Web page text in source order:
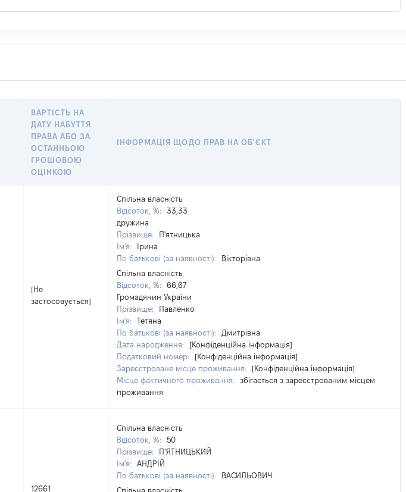
ВАРТІСТЬ НА
ДАТУ НАБУТТЯ
ПРАВА АБО ЗА
ОСТАННЬОЮ
ГРОШОВОЮ
ОЦІНКОЮ
ІНФОРМАЦІЯ ЩОДО ПРАВ НА ОБ'ЄКТ
[Не
застосовується]
Спільна власність
Відсоток, %:
33,33
дружина
Прізвище:
П'ятницька
Ім'я:
Ірина
По батькові (за наявності):
Вікторівна
Спільна власність
Відсоток, %:
66,67
Громадянин України
Прізвище:
Павленко
Ім'я:
Тетяна
По батькові (за наявності):
Дмитрівна
Дата народження:
[Конфіденційна інформація]
Податковий номер:
[Конфіденційна інформація]
Зареєстроване місце проживання:
[Конфіденційна інформація]
Місце фактичного проживання:
збігається з зареєстрованим місцем
проживання
12661
Спільна власність
Відсоток, %:
50
Прізвище:
П’ЯТНИЦЬКИЙ
Ім'я:
АНДРІЙ
По батькові (за наявності):
ВАСИЛЬОВИЧ
Спільна власність